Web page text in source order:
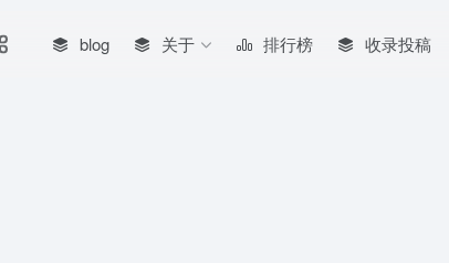
blog 关于 排行榜 收录投稿